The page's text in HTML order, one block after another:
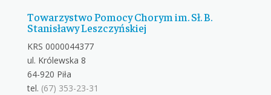
Towarzystwo Pomocy Chorym im. Sł. B.
Stanisławy Leszczyńskiej
KRS 0000044377
ul. Królewska 8
64-920 Piła
tel. (67) 353-23-31